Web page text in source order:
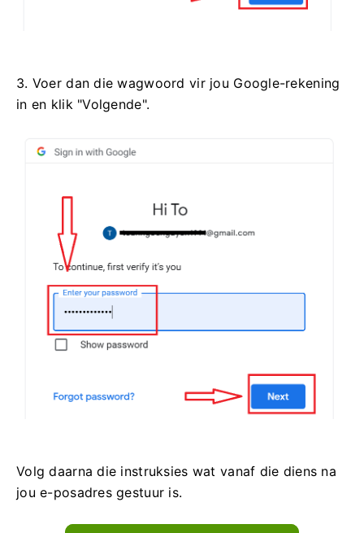
3. Voer dan die wagwoord vir jou Google-rekening
in en klik "Volgende".
Volg daarna die instruksies wat vanaf die diens na
jou e-posadres gestuur is.